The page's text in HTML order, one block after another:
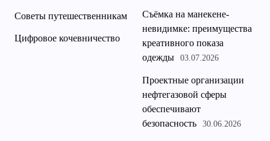
Советы путешественникам
Цифровое кочевничество
Съёмка на манекене-
невидимке: преимущества
креативного показа
одежды
03.07.2026
Проектные организации
нефтегазовой сферы
обеспечивают
безопасность
30.06.2026